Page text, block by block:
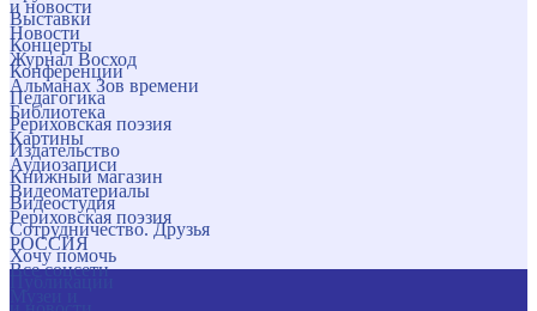
и новости
Новости
Журнал Восход
Альманах Зов времени
Библиотека
Картины
Аудиозаписи
Видеоматериалы
Рериховская поэзия
РОССИЯ
Все соцсети
Выставки
Концерты
Конференции
Педагогика
Рериховская поэзия
Издательство
Книжный магазин
Видеостудия
Сотрудничество. Друзья
Хочу помочь